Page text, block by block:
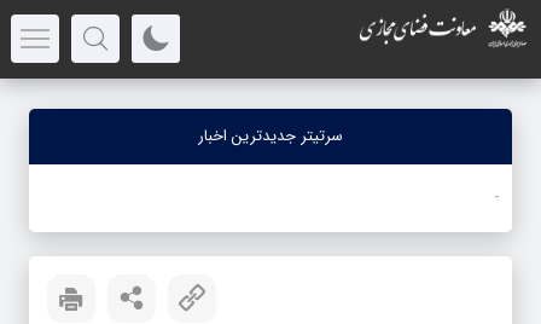
سرتیتر جدیدترین اخبار
ج